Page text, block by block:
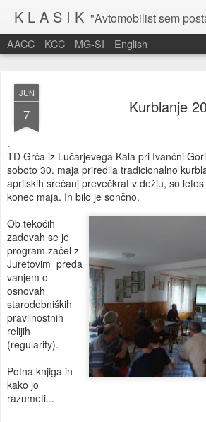
K L A S I K "Avtomobilist sem postal zaradi želje po potovanju in dejavnosti
AACC KCC MG-SI English
JUN
7 Kurblanje
.
TD Grča iz Lučarjevega Kala pri Ivančni
soboto 30. maja priredila tradicionalno
aprilskih srečanj prevečkrat v dežju, so
konec maja. In bilo je sončno.
Ob tekočih
zadevah se je
program začel z
Juretovim preda
vanjem o
osnovah
starodobniških
pravilnostnih
relijih
(regularity).
Potna knjiga in
kako jo
razumeti...